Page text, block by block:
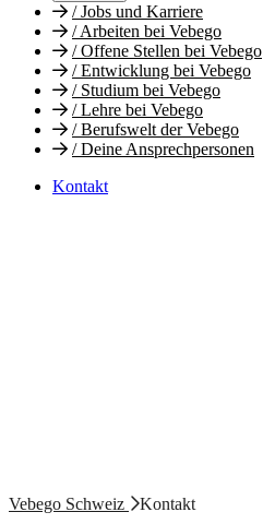
/Jobs und Karriere
/Arbeiten bei Vebego
/Offene Stellen bei Vebego
/Entwicklung bei Vebego
/Studium bei Vebego
/Lehre bei Vebego
/Berufswelt der Vebego
/Deine Ansprechpersonen
Kontakt
Vebego Schweiz
Kontakt